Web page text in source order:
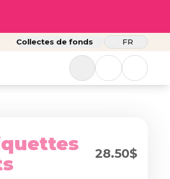
Collectes de fonds FR
28.50$